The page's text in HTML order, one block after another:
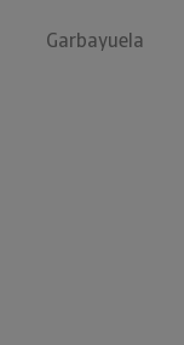
Garbayuela